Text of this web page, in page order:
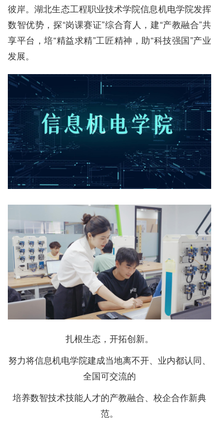
彼岸。湖北生态工程职业技术学院信息机电学院发挥
数智优势，探“岗课赛证”综合育人，建“产教融合”共
享平台，培“精益求精”工匠精神，助“科技强国”产业
发展。
扎根生态，开拓创新。
努力将信息机电学院建成当地离不开、业内都认同、
全国可交流的
培养数智技术技能人才的产教融合、校企合作新典
范。